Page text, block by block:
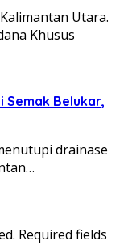
Utara.
Khusus
Semak Belukar,
drainase
Required fields